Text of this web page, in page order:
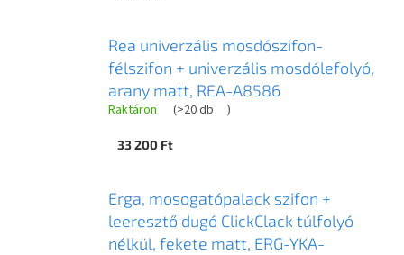
Rea univerzális mosdószifon-
félszifon + univerzális mosdólefolyó,
arany matt, REA-A8586
Raktáron (>20 db )
33 200 Ft
Erga, mosogatópalack szifon +
leeresztő dugó ClickClack túlfolyó
nélkül, fekete matt, ERG-YKA-